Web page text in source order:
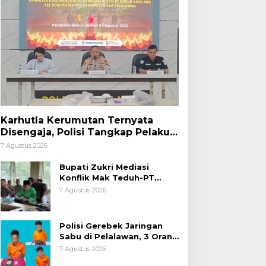
Karhutla Kerumutan Ternyata
Disengaja, Polisi Tangkap Pelaku
Pembakar Lahan
7 Agustus 2026
Bupati Zukri Mediasi
Konflik Mak Teduh-PT
Arara Abadi, Ini Hasilnya
7 Agustus 2026
Polisi Gerebek Jaringan
Sabu di Pelalawan, 3 Orang
Ditangkap
7 Agustus 2026